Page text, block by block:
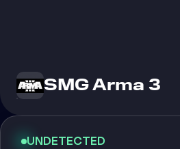
SMG Arma 3
UNDETECTED